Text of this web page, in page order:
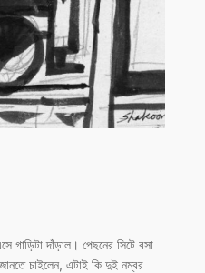
গাড়িটা দাঁড়াল। পেছনের সিটে বসা
জানতে চাইলেন, এটাই কি দুই নম্বর